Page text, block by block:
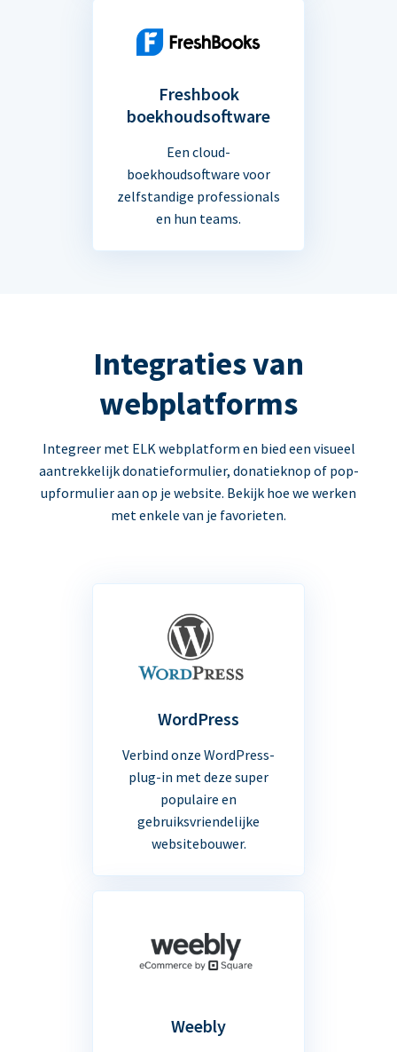
Freshbook
boekhoudsoftware
Een cloud-
boekhoudsoftware voor
zelfstandige professionals
en hun teams.
Integraties van
webplatforms
Integreer met ELK webplatform en bied een visueel
aantrekkelijk donatieformulier, donatieknop of pop-
upformulier aan op je website. Bekijk hoe we werken
met enkele van je favorieten.
WordPress
Verbind onze WordPress-
plug-in met deze super
populaire en
gebruiksvriendelijke
websitebouwer.
Weebly